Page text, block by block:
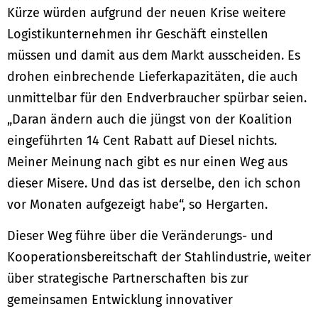
Kürze würden aufgrund der neuen Krise weitere
Logistikunternehmen ihr Geschäft einstellen
müssen und damit aus dem Markt ausscheiden. Es
drohen einbrechende Lieferkapazitäten, die auch
unmittelbar für den Endverbraucher spürbar seien.
„Daran ändern auch die jüngst von der Koalition
eingeführten 14 Cent Rabatt auf Diesel nichts.
Meiner Meinung nach gibt es nur einen Weg aus
dieser Misere. Und das ist derselbe, den ich schon
vor Monaten aufgezeigt habe“, so Hergarten.
Dieser Weg führe über die Veränderungs- und
Kooperationsbereitschaft der Stahlindustrie, weiter
über strategische Partnerschaften bis zur
gemeinsamen Entwicklung innovativer